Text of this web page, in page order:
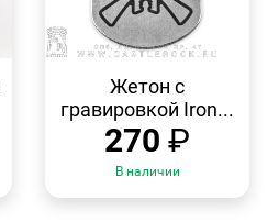
ПРОСМОТР
Жетон с
гравировкой Iron...
270 ₽
В наличии